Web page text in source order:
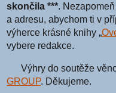
skončila ***.
a adresu, abychom ti v
výherce krásné knihy „
vybere redakce.
Výhry do soutěže
GROUP. Děkujeme.